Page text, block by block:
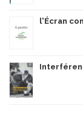
l'Écran